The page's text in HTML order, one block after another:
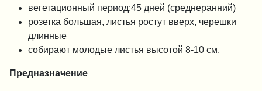
вегетационный период:45 дней (среднеранний)
розетка большая, листья ростут вверх, черешки
длинные
собирают молодые листья высотой 8-10 см.
Предназначение